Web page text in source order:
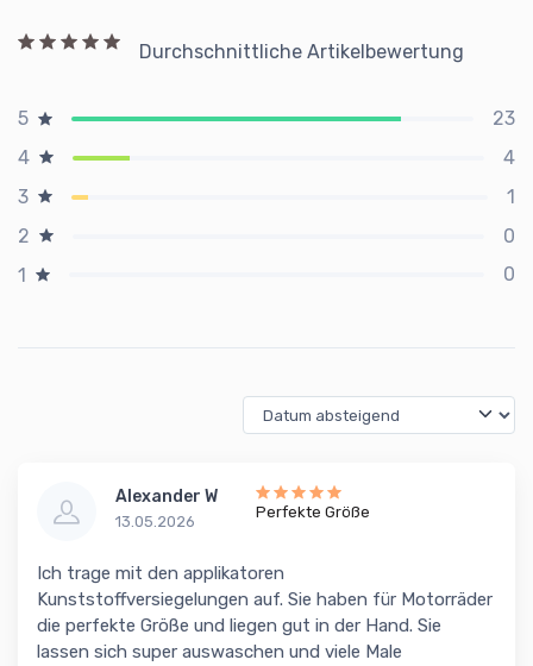
Durchschnittliche Artikelbewertung
5
23
4
4
3
1
2
0
1
0
Alexander W
13.05.2026
Perfekte Größe
Ich trage mit den applikatoren
Kunststoffversiegelungen auf. Sie haben für Motorräder
die perfekte Größe und liegen gut in der Hand. Sie
lassen sich super auswaschen und viele Male